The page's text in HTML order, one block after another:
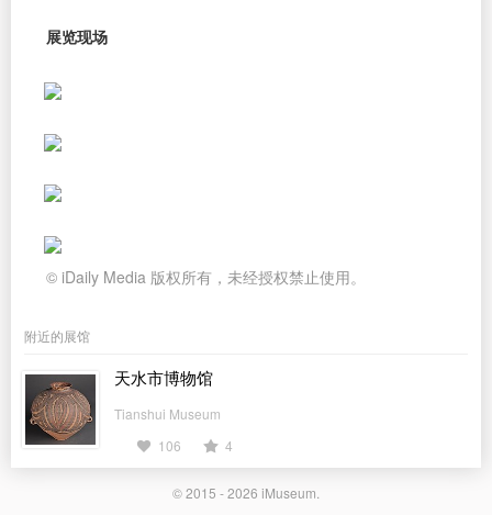
展览现场
© iDaily Media 版权所有，未经授权禁止使用。
附近的展馆
天水市博物馆
Tianshui Museum
106
4
© 2015 - 2026 iMuseum